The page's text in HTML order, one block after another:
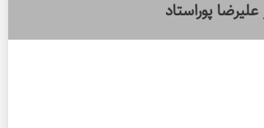
علیرضا پوراستاد